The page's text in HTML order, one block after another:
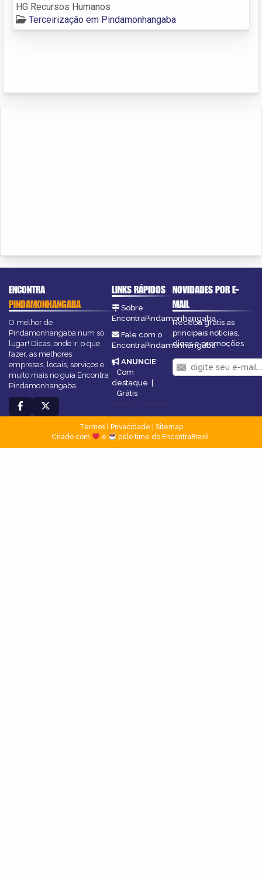
HG Recursos Humanos
Terceirização em Pindamonhangaba
ENCONTRA
PINDAMONHANGABA
O melhor de
Pindamonhangaba num só
lugar! Dicas, onde ir, o que
fazer, as melhores
empresas, locais, serviços e
muito mais no guia Encontra
Pindamonhangaba.
LINKS RÁPIDOS
Sobre
EncontraPindamonhangaba
Fale com o
EncontraPindamonhangaba
ANUNCIE:
Com
destaque |
Grátis
NOVIDADES POR E-
MAIL
Receba grátis as
principais notícias,
dicas e promoções
Termos| Privacidade
Sitemap
Criado com
e pelo time do EncontraBrasil